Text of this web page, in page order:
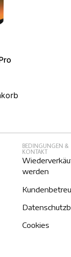
BEDINGUNGEN &
KONTAKT
werden
Cookies